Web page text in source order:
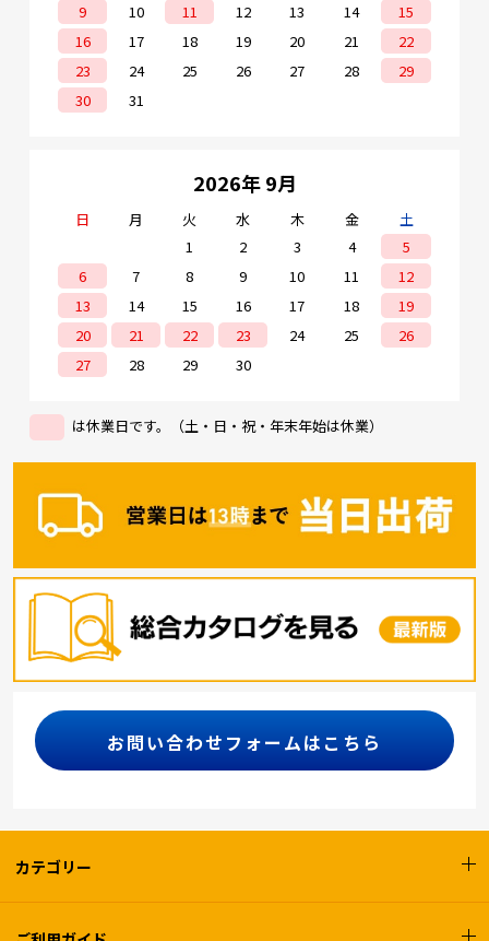
9
10 11 12 13 14
15
16
17 18 19 20 21
22
23
24 25 26 27 28
29
30
31
2026年 9月
日 月 火 水 木 金
土
1
2 3 4
5
6
7 8 9 10 11
12
13
14 15 16 17 18
19
20
21 22 23 24 25
26
27
28 29 30
は休業日です。（土・日・祝・年末年始は休業）
お問い合わせフォームはこちら
カテゴリー